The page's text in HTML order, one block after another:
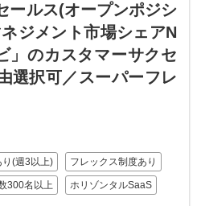
ールス(オープンポジシ
ジメント市場シェアN
」のカスタマーサクセ
選択可／スーパーフレ
り(週3以上) フレックス制度あり
300名以上 ホリゾンタルSaaS